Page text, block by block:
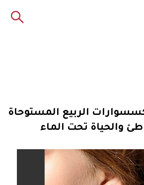
الربيع المستوحاة
والحياة تحت الماء